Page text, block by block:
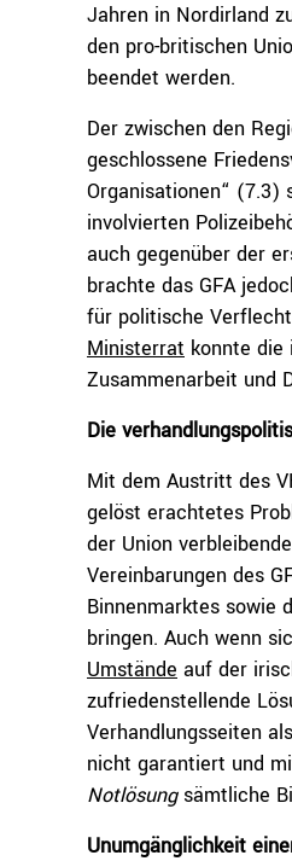
Jahren in Nordirland
den pro-britischen
beendet werden.
Der zwischen den
geschlossene
Organisationen“ (7.3)
involvierten
auch gegenüber der
brachte das GFA
für politische
Ministerrat konnte die
Zusammenarbeit und
Die
Mit dem Austritt des
gelöst erachtetes
der Union
Vereinbarungen des
Binnenmarktes sowie
bringen. Auch wenn
Umstände auf der
zufriedenstellende
Verhandlungsseiten
nicht garantiert und
Notlösungsämtliche
Unumgänglichkeit